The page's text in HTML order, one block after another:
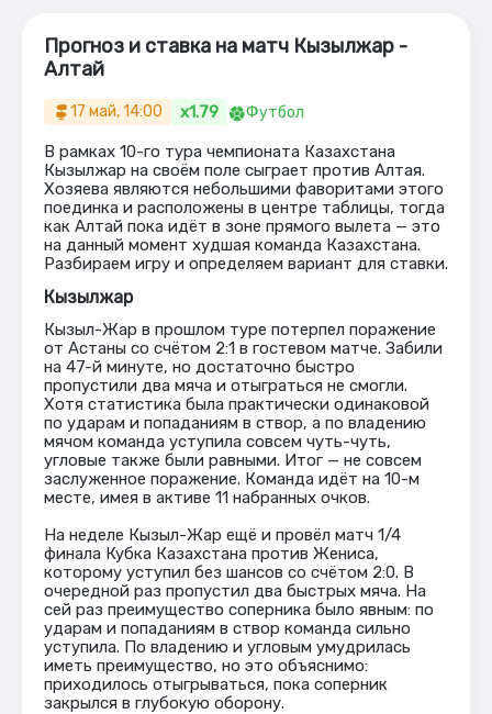
Прогноз и ставка на матч Кызылжар -
Алтай
17 май, 14:00 x1.79 Футбол
В рамках 10-го тура чемпионата Казахстана
Кызылжар на своём поле сыграет против Алтая.
Хозяева являются небольшими фаворитами этого
поединка и расположены в центре таблицы, тогда
как Алтай пока идёт в зоне прямого вылета — это
на данный момент худшая команда Казахстана.
Разбираем игру и определяем вариант для ставки.
Кызылжар
Кызыл-Жар в прошлом туре потерпел поражение
от Астаны со счётом 2:1 в гостевом матче. Забили
на 47-й минуте, но достаточно быстро
пропустили два мяча и отыграться не смогли.
Хотя статистика была практически одинаковой
по ударам и попаданиям в створ, а по владению
мячом команда уступила совсем чуть-чуть,
угловые также были равными. Итог — не совсем
заслуженное поражение. Команда идёт на 10-м
месте, имея в активе 11 набранных очков.
На неделе Кызыл-Жар ещё и провёл матч 1/4
финала Кубка Казахстана против Жениса,
которому уступил без шансов со счётом 2:0. В
очередной раз пропустил два быстрых мяча. На
сей раз преимущество соперника было явным: по
ударам и попаданиям в створ команда сильно
уступила. По владению и угловым умудрилась
иметь преимущество, но это объяснимо:
приходилось отыгрываться, пока соперник
закрылся в глубокую оборону.